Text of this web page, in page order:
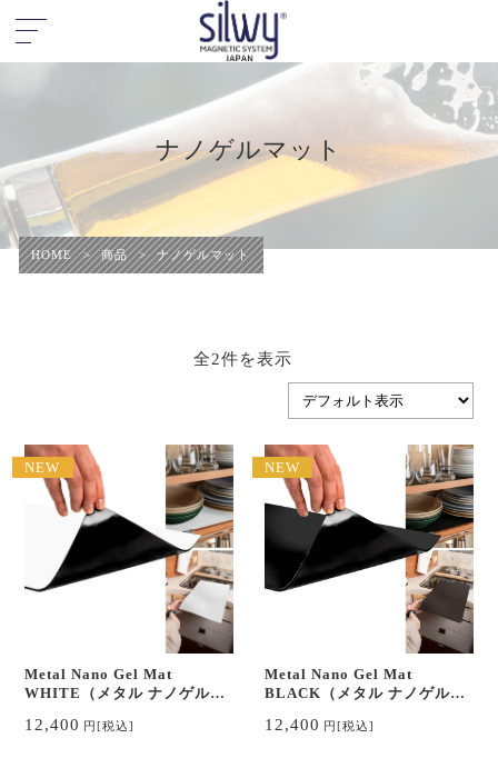
ナノゲルマット
HOME > 商品 > ナノゲルマット
全2件を表示
NEW
Metal Nano Gel Mat
WHITE（メタル ナノゲルマ
12,400 円[税込]
NEW
Metal Nano Gel Mat
BLACK（メタル ナノゲルマ
12,400 円[税込]